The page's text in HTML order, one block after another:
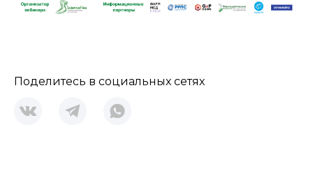
Поделитесь в социальных сетях